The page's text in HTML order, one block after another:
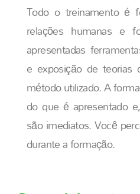
Todo o treinamento é
relações humanas e
apresentadas
e exposição de
método utilizado. A
do que é apresentado
são imediatos. Você
durante a formação.